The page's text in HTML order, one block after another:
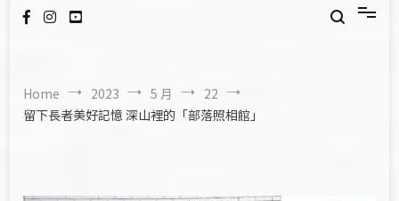
Home 2023 5 月
22
留下長者美好記憶 深山裡的「部落照相館」